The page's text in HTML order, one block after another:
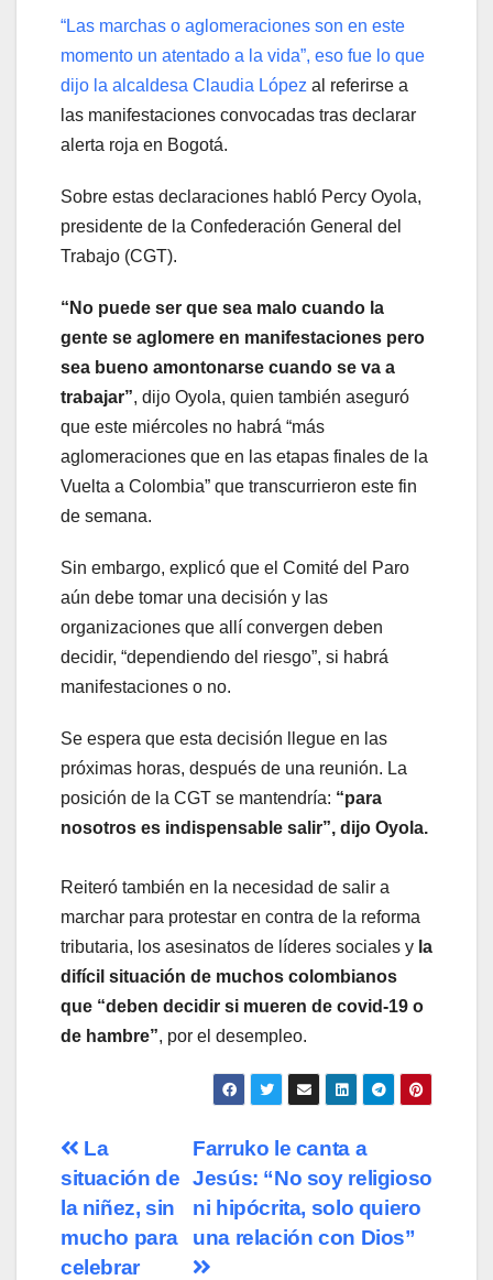
“Las marchas o aglomeraciones son en este
momento un atentado a la vida”, eso fue lo que
dijo la alcaldesa Claudia López al referirse a
las manifestaciones convocadas tras declarar
alerta roja en Bogotá.
Sobre estas declaraciones habló Percy Oyola,
presidente de la Confederación General del
Trabajo (CGT).
“No puede ser que sea malo cuando la
gente se aglomere en manifestaciones pero
sea bueno amontonarse cuando se va a
trabajar”, dijo Oyola, quien también aseguró
que este miércoles no habrá “más
aglomeraciones que en las etapas finales de la
Vuelta a Colombia” que transcurrieron este fin
de semana.
Sin embargo, explicó que el Comité del Paro
aún debe tomar una decisión y las
organizaciones que allí convergen deben
decidir, “dependiendo del riesgo”, si habrá
manifestaciones o no.
Se espera que esta decisión llegue en las
próximas horas, después de una reunión. La
posición de la CGT se mantendría: “para
nosotros es indispensable salir”, dijo Oyola.
Reiteró también en la necesidad de salir a
marchar para protestar en contra de la reforma
tributaria, los asesinatos de líderes sociales y la
difícil situación de muchos colombianos
que “deben decidir si mueren de covid-19 o
de hambre”, por el desempleo.
Navegación
de
entradas
Farruko le canta a
Jesús: “No soy religioso
ni hipócrita, solo quiero
una relación con Dios”
La
situación de
la niñez, sin
mucho para
celebrar